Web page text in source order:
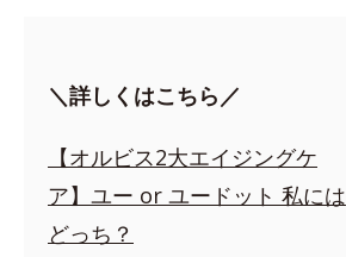
＼詳しくはこちら／
【オルビス2大エイジングケ
ア】ユー or ユードット 私には
どっち？